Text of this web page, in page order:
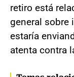
retiro está
general sobre
estaría
atenta contra